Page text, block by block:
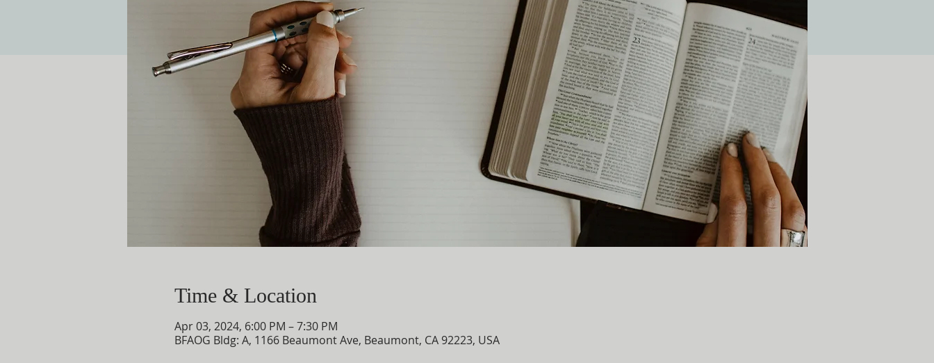
Time & Location
Apr 03, 2024, 6:00 PM – 7:30 PM
BFAOG Bldg: A, 1166 Beaumont Ave, Beaumont, CA 92223, USA